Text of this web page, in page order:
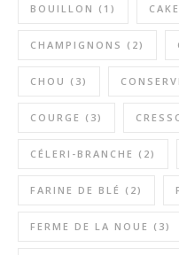
BOUILLON (1) CAKE
CHAMPIGNONS (2)
CHOU (3)
COURGE (3)
CÉLERI-BRANCHE (2)
FARINE DE BLÉ (2)
FERME DE LA NOUE (3)